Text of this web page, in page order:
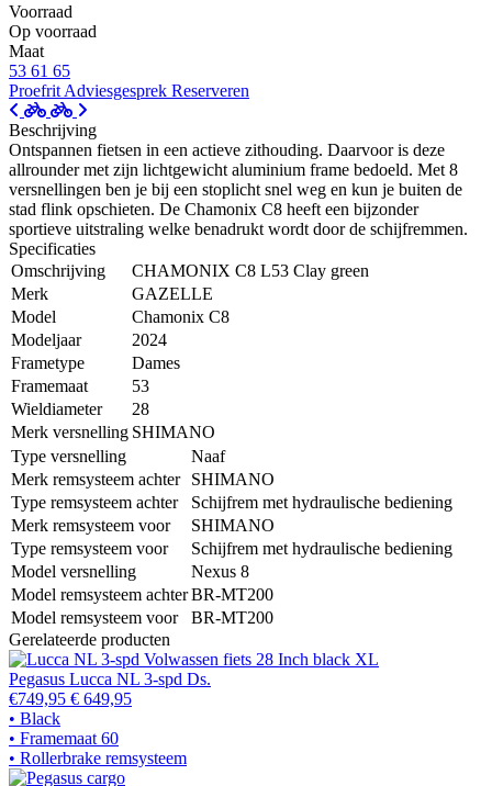
Voorraad
Op voorraad
Maat
53 61 65
Proefrit Adviesgesprek Reserveren
Beschrijving
Ontspannen fietsen in een actieve zithouding. Daarvoor is deze
allrounder met zijn lichtgewicht aluminium frame bedoeld. Met 8
versnellingen ben je bij een stoplicht snel weg en kun je buiten de
stad flink opschieten. De Chamonix C8 heeft een bijzonder
sportieve uitstraling welke benadrukt wordt door de schijfremmen.
Specificaties
Omschrijving
CHAMONIX C8 L53 Clay green
Merk
GAZELLE
Model
Chamonix C8
Modeljaar
2024
Frametype
Dames
Framemaat
53
Wieldiameter
28
Merk versnelling SHIMANO
Type versnelling
Naaf
Merk remsysteem achter
SHIMANO
Type remsysteem achter
Schijfrem met hydraulische bediening
Merk remsysteem voor
SHIMANO
Type remsysteem voor
Schijfrem met hydraulische bediening
Model versnelling
Nexus 8
Model remsysteem achterBR-MT200
Model remsysteem voor
BR-MT200
Gerelateerde producten
Pegasus Lucca NL 3-spd Ds.
€749,95 € 649,95
• Black
• Framemaat 60
• Rollerbrake remsysteem